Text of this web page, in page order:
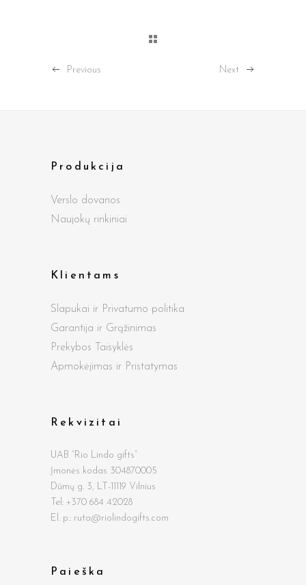
Previous Next
Produkcija
Verslo dovanos
Naujokų rinkiniai
Klientams
Slapukai ir Privatumo politika
Garantija ir Grąžinimas
Prekybos Taisyklės
Apmokėjimas ir Pristatymas
Rekvizitai
UAB “Rio Lindo gifts”
Įmonės kodas 304870005
Dūmų g. 3, LT-11119 Vilnius
Tel: +370 684 42028
El. p.: ruta@riolindogifts.com
Paieška